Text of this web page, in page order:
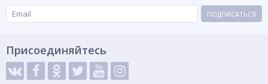
ПОДПИСАТЬСЯ
Присоединяйтесь